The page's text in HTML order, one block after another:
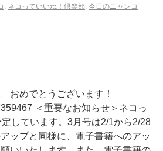
, ネコっていいね！倶楽部, 今日のニャンコ
おめでとうございます！
＜重要なお知らせ＞ネコっ
しています。3月号は2/1から2/28
ップと同様に、電子書籍へのアッ